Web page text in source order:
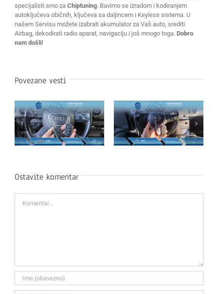
specijalisti smo za Chiptuning. Bavimo se izradom i kodiranjem
autoključeva običnih, ključeva sa daljincem i Keyless sistema. U
našem Servisu možete izabrati akumulator za Vaš auto, srediti
Airbag, dekodirati radio aparat, navigaciju i još mnogo toga. Dobro
nam došli!
Povezane vesti
Ostavite komentar